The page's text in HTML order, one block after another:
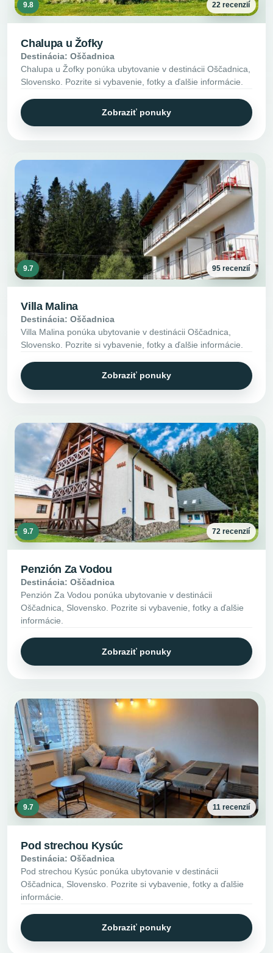
9.8 22 recenzií
Chalupa u Žofky
Destinácia: Oščadnica
Chalupa u Žofky ponúka ubytovanie v destinácii Oščadnica,
Slovensko. Pozrite si vybavenie, fotky a ďalšie informácie.
Zobraziť ponuky
9.7 95 recenzií
Villa Malina
Destinácia: Oščadnica
Villa Malina ponúka ubytovanie v destinácii Oščadnica,
Slovensko. Pozrite si vybavenie, fotky a ďalšie informácie.
Zobraziť ponuky
9.7 72 recenzií
Penzión Za Vodou
Destinácia: Oščadnica
Penzión Za Vodou ponúka ubytovanie v destinácii
Oščadnica, Slovensko. Pozrite si vybavenie, fotky a ďalšie
informácie.
Zobraziť ponuky
9.7 11 recenzií
Pod strechou Kysúc
Destinácia: Oščadnica
Pod strechou Kysúc ponúka ubytovanie v destinácii
Oščadnica, Slovensko. Pozrite si vybavenie, fotky a ďalšie
informácie.
Zobraziť ponuky